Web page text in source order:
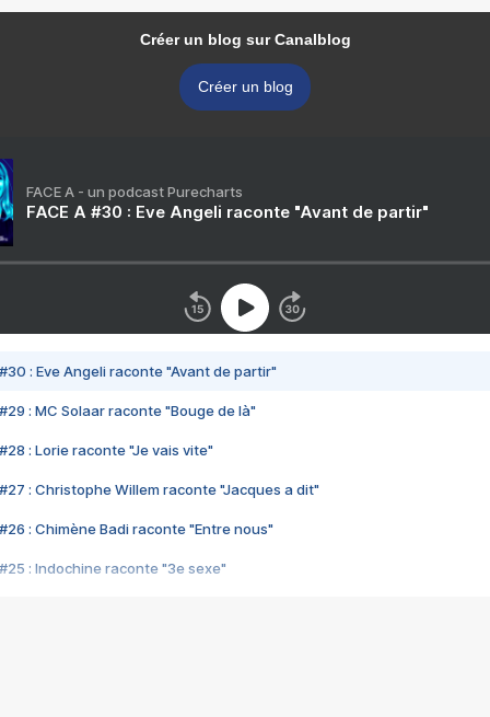
Créer un blog sur Canalblog
Créer un blog
FACE A - un podcast Purecharts
FACE A #30 : Eve Angeli raconte "Avant de partir"
#30 : Eve Angeli raconte "Avant de partir"
#29 : MC Solaar raconte "Bouge de là"
#28 : Lorie raconte "Je vais vite"
#27 : Christophe Willem raconte "Jacques a dit"
#26 : Chimène Badi raconte "Entre nous"
#25 : Indochine raconte "3e sexe"